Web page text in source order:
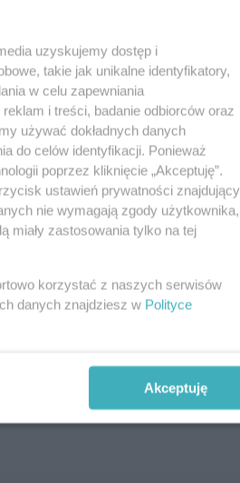
uzyskujemy dostęp i
takie jak unikalne identyfikatory,
w celu zapewniania
i treści, badanie odbiorców oraz
używać dokładnych danych
do celów identyfikacji. Ponieważ
poprzez kliknięcie „Akceptuję”.
ustawień prywatności znajdujący
nie wymagają zgody użytkownika,
miały zastosowania tylko na tej
korzystać z naszych serwisów
danych znajdziesz w Polityce
Akceptuję